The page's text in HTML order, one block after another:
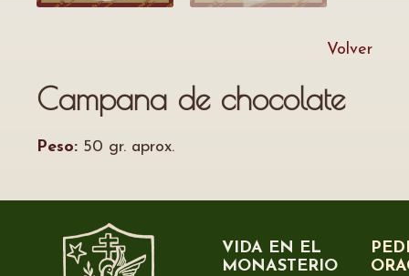
Volver
Campana de chocolate
Peso: 50 gr. aprox.
VIDA EN EL
MONASTERIO